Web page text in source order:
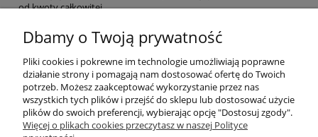
od kwoty całkowitej.
Wszystkie paczki są ubezpieczone do wartości przesyłki.
Pomoc
Moje konto
Dbamy o Twoją prywatność
Pliki cookies i pokrewne im technologie umożliwiają poprawne
działanie strony i pomagają nam dostosować ofertę do Twoich
potrzeb. Możesz zaakceptować wykorzystanie przez nas
wszystkich tych plików i przejść do sklepu lub dostosować użycie
plików do swoich preferencji, wybierając opcję "Dostosuj zgody".
Więcej o plikach cookies przeczytasz w naszej Polityce